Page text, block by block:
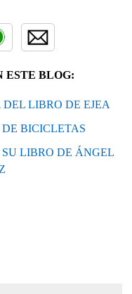
ESTE BLOG:
LIBRO DE EJEA
BICICLETAS
LIBRO DE ÁNGEL